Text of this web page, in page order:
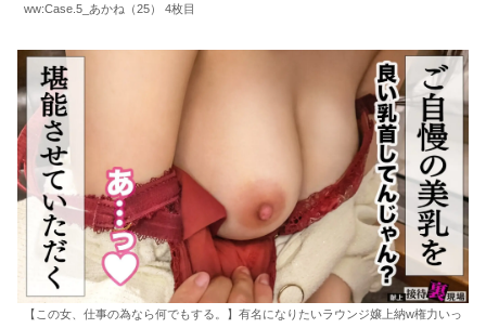
ww:Case.5_あかね（25） 4枚目
【この女、仕事の為なら何でもする。】有名になりたいラウンジ嬢上納w権力いっ